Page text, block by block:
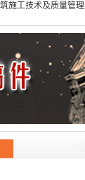
施工技术及质量管
加层改建结构检测与
构损伤诊断研究进
体积混凝土温度裂
筑施工技术在建筑工
工程实体管理融合
磊
术管理及节能减排